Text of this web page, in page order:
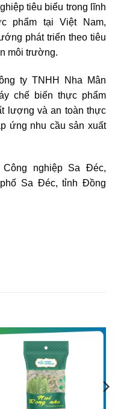
tiêu biểu trong lĩnh
phẩm tại Việt Nam,
phát triển theo tiêu
môi trường.
ty TNHH Nha Mân
chế biến thực phẩm
lượng và an toàn thực
ứng nhu cầu sản xuất
nghiệp Sa Đéc,
Sa Đéc, tỉnh Đồng